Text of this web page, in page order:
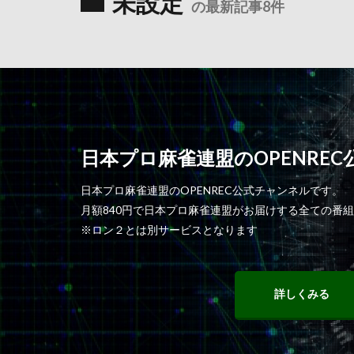
の最新記事8件
日本プロ麻雀連盟のOPENREC
日本プロ麻雀連盟のOPENREC公式チャンネルです。
月額840円で日本プロ麻雀連盟がお届けする全ての番
※ロン２とは別サービスとなります
詳しくみる